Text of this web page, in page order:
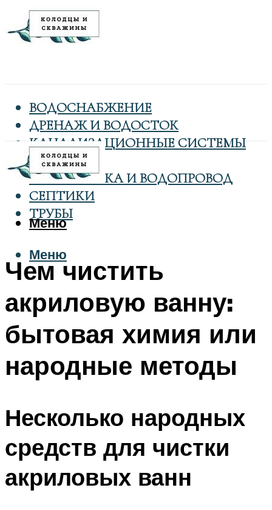
ВОДОСНАБЖЕНИЕ
ДРЕНАЖ И ВОДОСТОК
КАНАЛИЗАЦИОННЫЕ СИСТЕМЫ
КОЛОДЦЫ
САНТЕХНИКА И ВОДОПРОВОД
СЕПТИКИ
ТРУБЫ
Меню
Меню
Чем чистить
акриловую ванну:
бытовая химия или
народные методы
Несколько народных
средств для чистки
акриловых ванн